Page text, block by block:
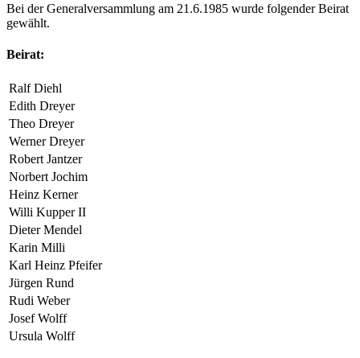
Bei der Generalversammlung am 21.6.1985 wurde folgender Beirat
gewählt.
Beirat:
Ralf Diehl
Edith Dreyer
Theo Dreyer
Werner Dreyer
Robert Jantzer
Norbert Jochim
Heinz Kerner
Willi Kupper II
Dieter Mendel
Karin Milli
Karl Heinz Pfeifer
Jürgen Rund
Rudi Weber
Josef Wolff
Ursula Wolff